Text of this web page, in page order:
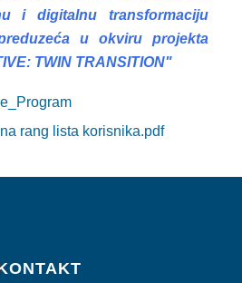
i digitalnu transformaciju
u okviru projekta
TWIN TRANSITION"
rang lista korisnika.pdf